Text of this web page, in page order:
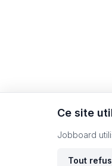
Ce site
Jobboard
Tout